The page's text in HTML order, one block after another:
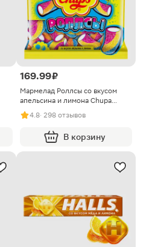
169.99 ₽
Мармелад Роллсы со вкусом
апельсина и лимона Chupa
Chups 150г
4.8· 298 отзывов
В корзину